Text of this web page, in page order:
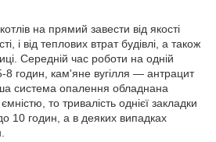
на прямий завести від якості
і від теплових втрат будівлі, а також
Середній час роботи на одній
8 годин, кам'яне вугілля — антрацит
система опалення обладнана
то тривалість однієї закладки
10 годин, а в деяких випадках